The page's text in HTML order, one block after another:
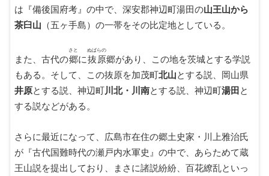
は『備後国府考』の中で、深安郡神辺町湯田の山王山から
茶臼山 （五ヶ手島）の一帯をその比定地としている。
また、古代の郷
さと
に抜原
ぬばらの
郷があり、この地を茨城とする学説
もある。そして、この抜原を加茂町北山とする説、岡山県
井原とする説、神辺町川北・川南とする説、神辺町湯田と
する説などがある。
さらに最近になって、広島市在住の郷土史家・川上雅治氏
が『古代国難時代の瀬戸内水軍史』の中で、あらためて蔵
王山説を提出しており、まさに諸説紛紛、百花繚乱といっ